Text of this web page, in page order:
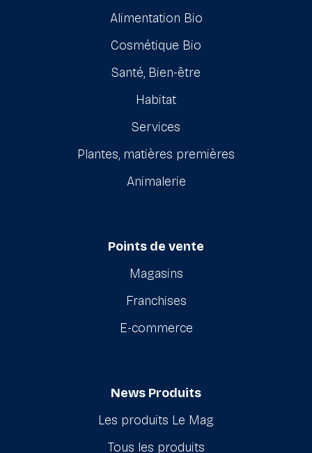
Alimentation Bio
Cosmétique Bio
Santé, Bien-être
Habitat
Services
Plantes, matières premières
Animalerie
Points de vente
Magasins
Franchises
E-commerce
News Produits
Les produits Le Mag
Tous les produits